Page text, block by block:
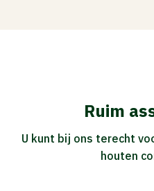
Ruim
U kunt bij ons terecht
houten